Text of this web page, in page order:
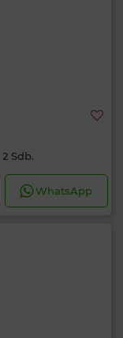
2 Sdb.
WhatsApp